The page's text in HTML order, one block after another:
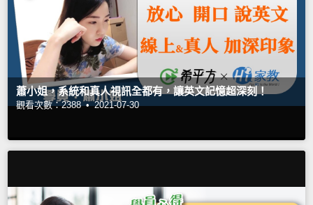
蕭小姐，系統和真人視訊全都有，讓英文記憶超深刻！
觀看次數：2388 • 2021-07-30